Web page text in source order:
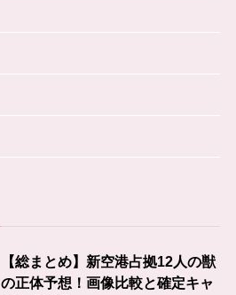
【総まとめ】新空港占拠12人の獣
の正体予想！画像比較と確定キャ